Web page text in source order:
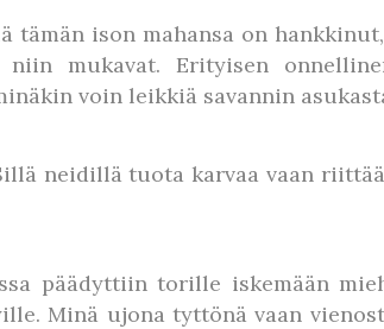
ison mahansa on hankkinut,
mukavat. Erityisen
voin leikkiä savannin
neidillä tuota karvaa vaan
päädyttiin torille iskemään
Minä ujona tyttönä vaan